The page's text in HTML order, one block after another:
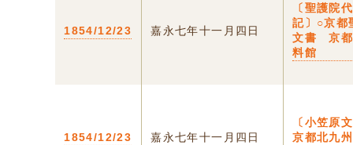
1854/12/23 嘉永七年十一月四日
〔聖護院
記〕○京都
文書 京都
料館
1854/12/23 嘉永七年十一月四日
〔小笠原
京都北九